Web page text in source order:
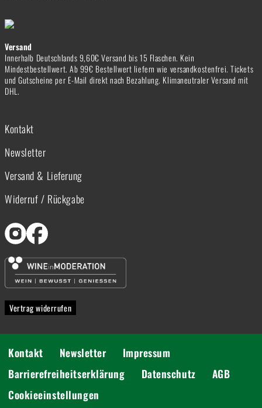
Versand
Innerhalb Deutschlands 9,60€ Versand bis 15 Flaschen. Kein
Mindestbestellwert. Ab 99€ Bestellwert liefern wie versandkostenfrei. Tickets
und Gutscheine per E-Mail direkt nach Bezahlung. Klimaneutraler Versand mit
DHL.
Kontakt
Newsletter
Versand & Lieferung
Widerruf / Rückgabe
Vertrag widerrufen
Kontakt Newsletter
Impressum
Barrierefreiheitserklärung
Datenschutz
AGB
Cookieeinstellungen